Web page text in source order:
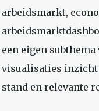
arbeidsmarkt,
een eigen
visualisaties inzicht
stand en relevante